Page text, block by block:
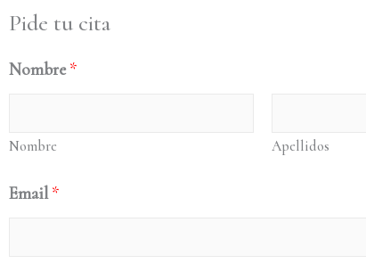
Pide tu cita
Nombre*
Nombre Apellidos
Email *